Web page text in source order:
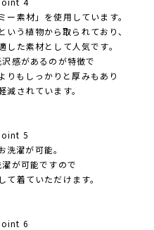
素材」を使用しています。
う植物から取られており、
た素材として人気です。
感があるのが特徴で
りもしっかりと厚みもあり
減されています。
5
洗濯が可能。
が可能ですので
て着ていただけます。
6